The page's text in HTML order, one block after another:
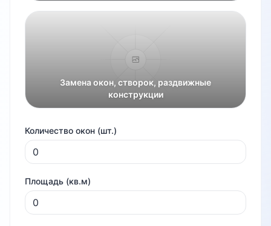
Замена окон, створок, раздвижные
конструкции
Количество окон (шт.)
Площадь (кв.м)